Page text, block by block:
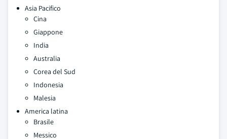
Asia Pacifico
Cina
Giappone
India
Australia
Corea del Sud
Indonesia
Malesia
America latina
Brasile
Messico